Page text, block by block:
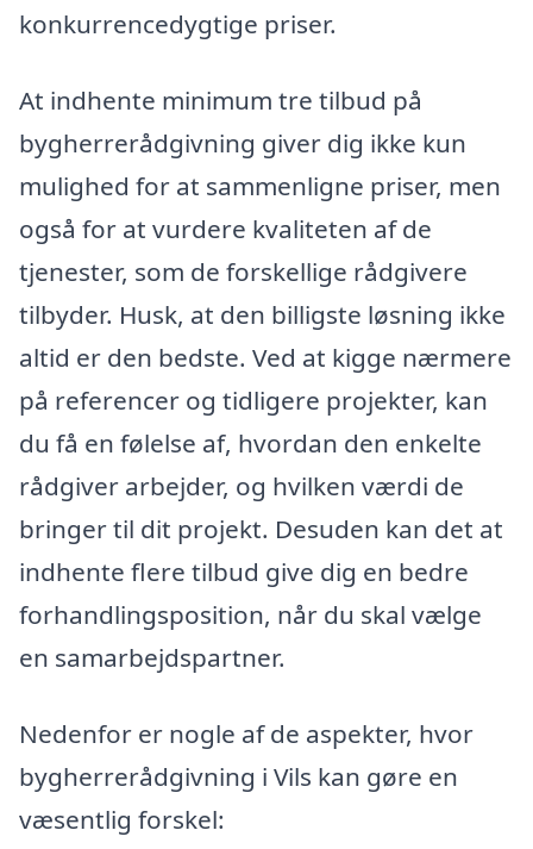
konkurrencedygtige priser.
At indhente minimum tre tilbud på
bygherrerådgivning giver dig ikke kun
mulighed for at sammenligne priser, men
også for at vurdere kvaliteten af de
tjenester, som de forskellige rådgivere
tilbyder. Husk, at den billigste løsning ikke
altid er den bedste. Ved at kigge nærmere
på referencer og tidligere projekter, kan
du få en følelse af, hvordan den enkelte
rådgiver arbejder, og hvilken værdi de
bringer til dit projekt. Desuden kan det at
indhente flere tilbud give dig en bedre
forhandlingsposition, når du skal vælge
en samarbejdspartner.
Nedenfor er nogle af de aspekter, hvor
bygherrerådgivning i Vils kan gøre en
væsentlig forskel: